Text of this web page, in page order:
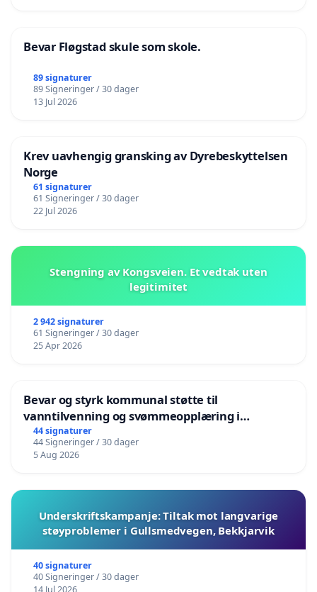
Bevar Fløgstad skule som skole.
89 signaturer
89 Signeringer / 30 dager
13 Jul 2026
Krev uavhengig gransking av Dyrebeskyttelsen
Norge
61 signaturer
61 Signeringer / 30 dager
22 Jul 2026
Stengning av Kongsveien. Et vedtak uten
legitimitet
2 942 signaturer
61 Signeringer / 30 dager
25 Apr 2026
Bevar og styrk kommunal støtte til
vanntilvenning og svømmeopplæring i
barnehagene i Haugesund
44 signaturer
44 Signeringer / 30 dager
5 Aug 2026
Underskriftskampanje: Tiltak mot langvarige
støyproblemer i Gullsmedvegen, Bekkjarvik
40 signaturer
40 Signeringer / 30 dager
14 Jul 2026